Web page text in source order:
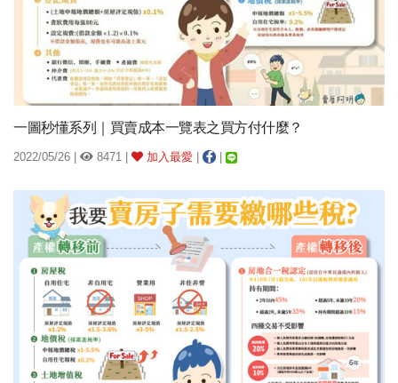
一圖秒懂系列｜買賣成本一覽表之買方付什麼？
2022/05/26 | 8471 | 加入最愛